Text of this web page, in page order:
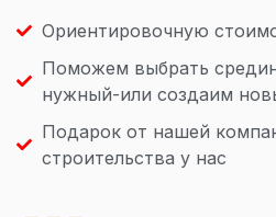
Ориентировочную
Поможем выбрать
нужный-или создаим
Подарок от нашей
строительства у нас